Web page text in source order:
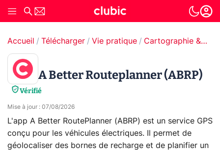
Accueil Télécharger Vie pratique Cartographie & GPS
A Better Routeplanner (ABRP)
Vérifié
Mise à jour : 07/08/2026
L'app A Better RoutePlanner (ABRP) est un service GPS
conçu pour les véhicules électriques. Il permet de
géolocaliser des bornes de recharge et de planifier un